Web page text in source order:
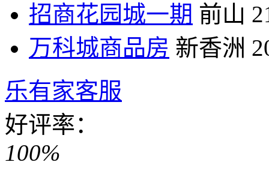
招商花园城一期 前山
万科城商品房 新香洲
乐有家客服
好评率：
100%